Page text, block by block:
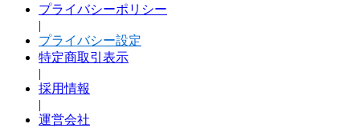
プライバシーポリシー
|
プライバシー設定
特定商取引表示
|
採用情報
|
運営会社